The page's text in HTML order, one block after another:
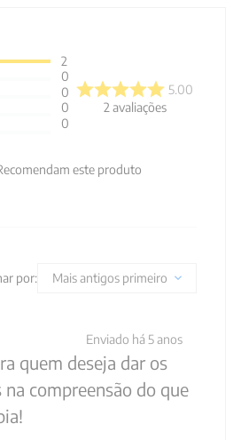
2
0
0
0
0
5.00
2 avaliações
este produto
por: Mais antigos primeiro
Enviado há 5 anos
quem deseja dar os
compreensão do que